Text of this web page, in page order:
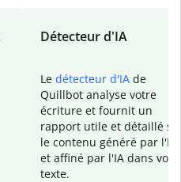
Détecteur d'IA
Le détecteur d'IA de
Quillbot analyse votre
écriture et fournit un
rapport utile et détaillé
le contenu généré par l'IA
et affiné par l'IA dans
texte.